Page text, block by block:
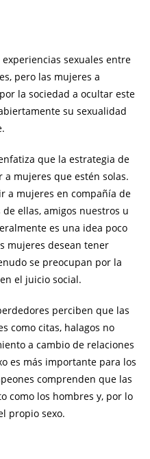
sexuales entre
pero las mujeres a
la sociedad a ocultar este
su sexualidad
que la estrategia de
mujeres que estén solas.
a mujeres en compañía de
ellas, amigos nuestros u
es una idea poco
mujeres desean tener
se preocupan por la
el juicio social.
perciben que las
como citas, halagos no
a cambio de relaciones
es más importante para los
comprenden que las
como los hombres y, por lo
propio sexo.